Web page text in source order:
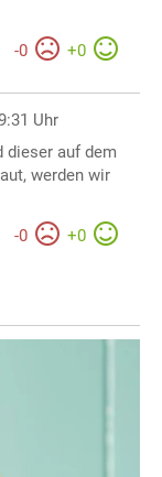
-0 +0
Uhr
dieser auf dem
werden wir
-0 +0